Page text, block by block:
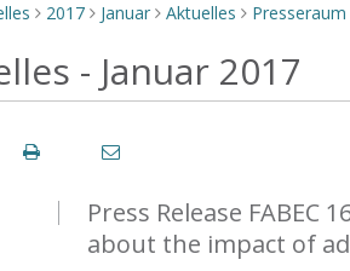
> 2017 > Januar > Aktuelles > Presseraum
- Januar 2017
Press Release FABEC
about the impact of